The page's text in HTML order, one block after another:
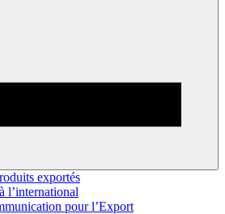
exportés
l’international
pour l’Export